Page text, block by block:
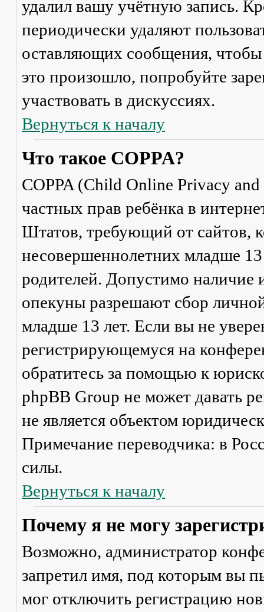
удалил вашу учётную запись.
периодически удаляют
оставляющих сообщения,
это произошло, попробуйте
участвовать в дискуссиях.
Вернуться к началу
Что такое COPPA?
COPPA (Child Online Privacy
частных прав ребёнка в
Штатов, требующий от сайтов,
несовершеннолетних младше 13
родителей. Допустимо наличие
опекуны разрешают сбор
младше 13 лет. Если вы не
регистрирующемуся на
обратитесь за помощью к
phpBB Group не может давать
не является объектом
Примечание переводчика: в
силы.
Вернуться к началу
Почему я не могу
Возможно, администратор
запретил имя, под которым вы
мог отключить регистрацию